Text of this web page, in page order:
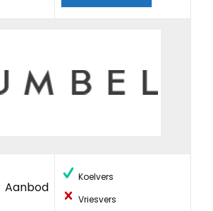
Aanbod
Koelvers
Vriesvers